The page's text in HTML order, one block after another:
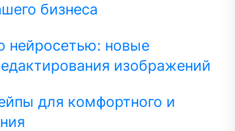
бизнеса
нейросетью: новые
изображений
для комфортного и